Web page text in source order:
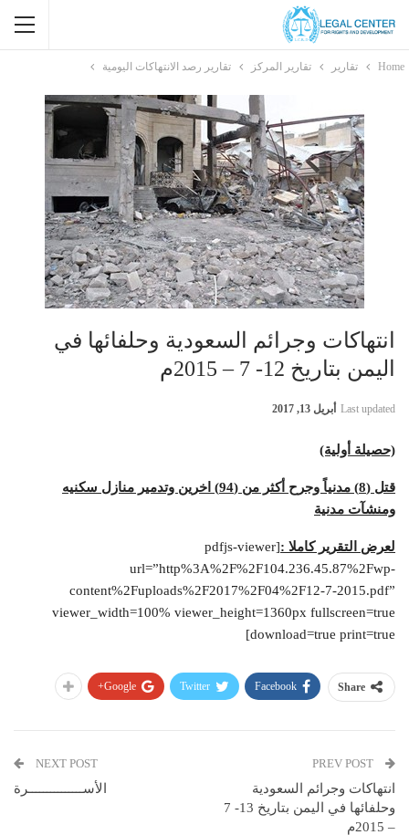
Home تقارير تقارير المركز تقارير رصد الانتهاكات اليومية
انتهاكات وجرائم السعودية وحلفائها في
اليمن بتاريخ 12- 7 – 2015م
Last updated أبريل 13, 2017
(حصيلة أولية)
قتل (8) مدنياً وجرح أكثر من (94) اخرين وتدمير منازل سكنيه
ومنشآت مدنية
لعرض التقرير كاملا : [pdfjs-viewer
url=”http%3A%2F%2F104.236.45.87%2Fwp-
content%2Fuploads%2F2017%2F04%2F12-7-2015.pdf”
viewer_width=100% viewer_height=1360px fullscreen=true
download=true print=true]
Share
Facebook
Twitter
Google+
انتهاكات وجرائم السعودية
وحلفائها في اليمن بتاريخ 13- 7
– 2015م
NEXT POST
الأســـــــــــــــرة